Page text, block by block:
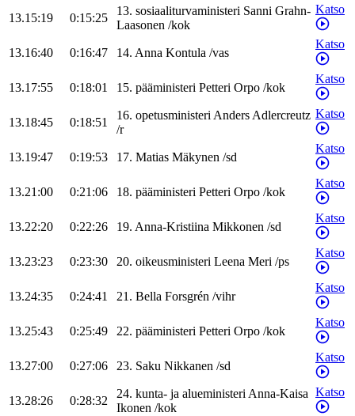
13.15:19 0:15:25
13. sosiaaliturvaministeri Sanni Grahn-
Laasonen /kok
Katso
13.16:40 0:16:47 14. Anna Kontula /vas
Katso
13.17:55 0:18:01 15. pääministeri Petteri Orpo /kok
Katso
13.18:45 0:18:51
16. opetusministeriAndersAdlercreutz
/r
Katso
13.19:47 0:19:53 17. Matias Mäkynen /sd
Katso
13.21:00 0:21:06 18. pääministeri Petteri Orpo /kok
Katso
13.22:20 0:22:26 19. Anna-Kristiina Mikkonen /sd
Katso
13.23:23 0:23:30 20. oikeusministeri Leena Meri /ps
Katso
13.24:35 0:24:41 21. Bella Forsgrén /vihr
Katso
13.25:43 0:25:49 22. pääministeri Petteri Orpo /kok
Katso
13.27:00 0:27:06 23. Saku Nikkanen /sd
Katso
13.28:26 0:28:32
24. kunta- ja alueministeriAnna-Kaisa
Ikonen /kok
Katso